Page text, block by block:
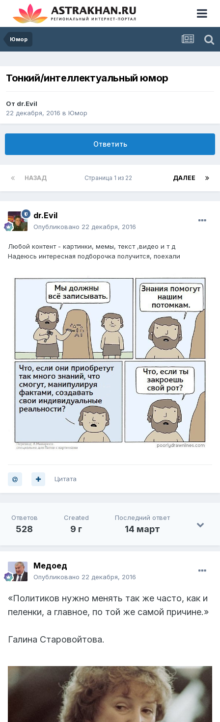
Юмор
Тонкий/интеллектуальный юмор
От dr.Evil
22 декабря, 2016 в Юмор
Ответить
НАЗАД ДАЛЕЕ
Страница 1 из 22
dr.Evil
Опубликовано 22 декабря, 2016
Любой контент - картинки, мемы, текст ,видео и т д
Надеюсь интересная подборочка получится, поехали
Цитата
Ответов
528
Created
9 г
Последний ответ
14 март
Медоед
Опубликовано 22 декабря, 2016
«Политиков нужно менять так же часто, как и
пеленки, а главное, по той же самой причине.»
Галина Старовойтова.